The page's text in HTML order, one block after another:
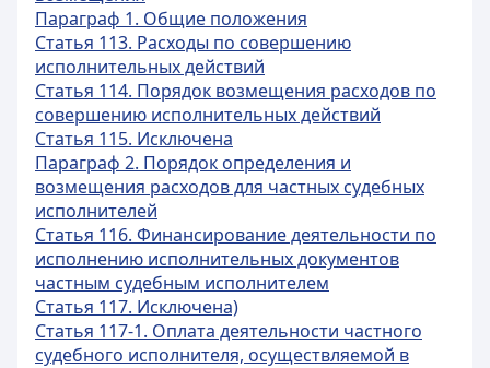
Параграф 1. Общие положения
Статья 113. Расходы по совершению
исполнительных действий
Статья 114. Порядок возмещения расходов по
совершению исполнительных действий
Статья 115. Исключена
Параграф 2. Порядок определения и
возмещения расходов для частных судебных
исполнителей
Статья 116. Финансирование деятельности по
исполнению исполнительных документов
частным судебным исполнителем
Статья 117. Исключена)
Статья 117-1. Оплата деятельности частного
судебного исполнителя, осуществляемой в